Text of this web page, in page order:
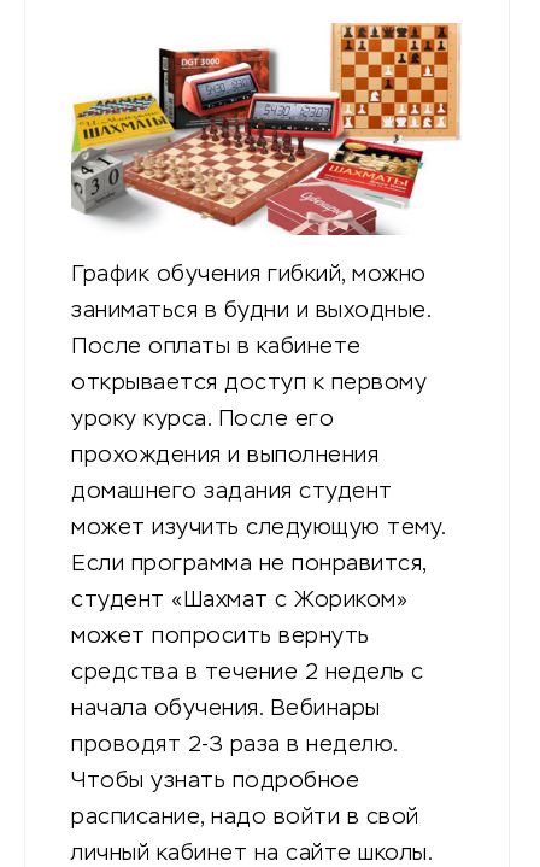
График обучения гибкий, можно
заниматься в будни и выходные.
После оплаты в кабинете
открывается доступ к первому
уроку курса. После его
прохождения и выполнения
домашнего задания студент
может изучить следующую тему.
Если программа не понравится,
студент «Шахмат с Жориком»
может попросить вернуть
средства в течение 2 недель с
начала обучения. Вебинары
проводят 2-3 раза в неделю.
Чтобы узнать подробное
расписание, надо войти в свой
личный кабинет на сайте школы.